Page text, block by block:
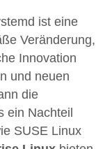
ist eine
Veränderung,
Innovation
und neuen
die
ein Nachteil
SUSE Linux